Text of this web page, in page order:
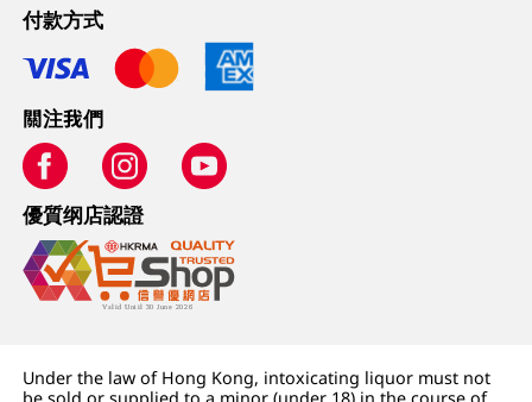
付款方式
關注我們
優質纲店認證
Under the law of Hong Kong, intoxicating liquor must not